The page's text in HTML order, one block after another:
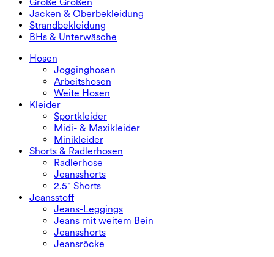
Miniröcke
Maxi- & Midiröcke
Overalls
Kurzoveralls
Große Größen
Große Größen Unterteile
Große Größen Oberteile
Große Größen Kleider
Jacken & Oberbekleidung
Jacken & Oberbekleidung
Jacken & Oberbekleidung
Oberbekleidung
Strandbekleidung
Strandbekleidung
Bikini-Oberteile
Bikinihosen
Bikini-Sets
BHs & Unterwäsche
BHs & Unterwäsche
BHs
Unterwäsche
Hosen
Jogginghosen
Arbeitshosen
Weite Hosen
Kleider
Sportkleider
Midi- & Maxikleider
Minikleider
Shorts & Radlerhosen
Radlerhose
Jeansshorts
2.5" Shorts
Jeansstoff
Jeans-Leggings
Jeans mit weitem Bein
Jeansshorts
Jeansröcke